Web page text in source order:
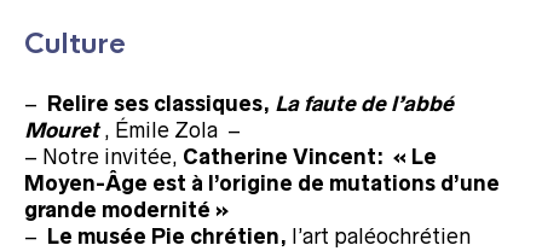
Culture
– Relire ses classiques, La faute de l’abbé
Mouret, Émile Zola –
– Notre invitée, Catherine Vincent: « Le
Moyen-Âge est à l’origine de mutations d’une
grande modernité »
– Le musée Pie chrétien, l’art paléochrétien